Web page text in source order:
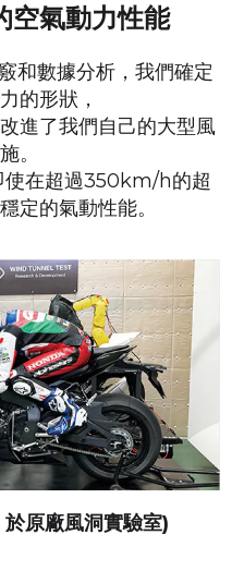
空氣動力性能
和數據分析， 我們確定
的形狀，
進了我們自己的大型風
。
使在超過350km/h的超
定的氣動性能。
原廠風洞實驗室)